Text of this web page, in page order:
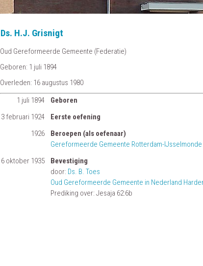
Ds. H.J. Grisnigt
Oud Gereformeerde Gemeente (Federatie)
Geboren: 1 juli 1894
Overleden: 16 augustus 1980
1 juli 1894
Geboren
3 februari 1924
Eerste oefening
1926
Beroepen (als oefenaar)
Gereformeerde Gemeente Rotterdam-IJsselmonde
6 oktober 1935
Bevestiging
door: Ds. B. Toes
Oud Gereformeerde Gemeente in Nederland
Prediking over: Jesaja 62:6b